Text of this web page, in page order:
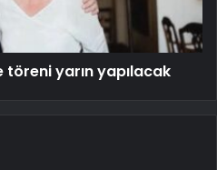
töreni yarın yapılacak